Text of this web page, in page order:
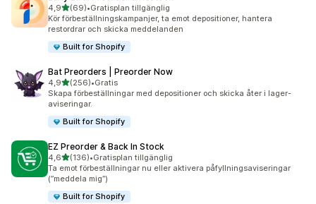
4,9av 5 stjärnor
(69)
69 recensioner totalt
•Gratisplan tillgänglig
Kör förbeställningskampanjer, ta emot depositioner, hantera
restordrar och skicka meddelanden
Built for Shopify
Bat Preorders | Preorder Now
4,9av 5 stjärnor
(256)
256 recensioner totalt
•Gratis
Skapa förbeställningar med depositioner och skicka åter i lager-
aviseringar.
Built for Shopify
EZ Preorder & Back In Stock
4,6av 5 stjärnor
(136)
136 recensioner totalt
•Gratisplan tillgänglig
Ta emot förbeställningar nu eller aktivera påfyllningsaviseringar
(”meddela mig”)
Built for Shopify